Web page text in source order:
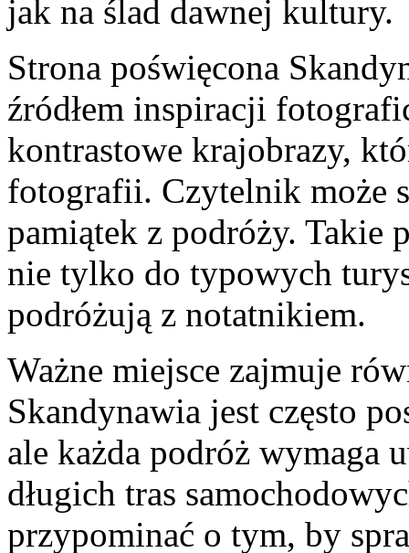
jak na ślad dawnej kultury.
Strona poświęcona
źródłem inspiracji
kontrastowe krajobrazy,
fotografii. Czytelnik może
pamiątek z podróży. Takie
nie tylko do typowych
podróżują z notatnikiem.
Ważne miejsce zajmuje
Skandynawia jest często
ale każda podróż wymaga
długich tras
przypominać o tym, by